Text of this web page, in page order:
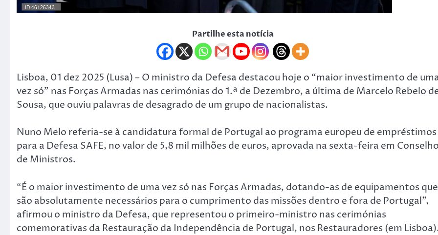
Partilhe esta notícia
Lisboa, 01 dez 2025 (Lusa) – O ministro da Defesa destacou hoje o “maior investimento de
vez só” nas Forças Armadas nas cerimónias do 1.ª de Dezembro, a última de Marcelo Rebelo
Sousa, que ouviu palavras de desagrado de um grupo de nacionalistas.
Nuno Melo referia-se à candidatura formal de Portugal ao programa europeu de empréstimos
para a Defesa SAFE, no valor de 5,8 mil milhões de euros, aprovada na sexta-feira em
de Ministros.
“É o maior investimento de uma vez só nas Forças Armadas, dotando-as de equipamentos que
são absolutamente necessários para o cumprimento das missões dentro e fora de Portugal”,
afirmou o ministro da Defesa, que representou o primeiro-ministro nas cerimónias
comemorativas da Restauração da Independência de Portugal, nos Restauradores (em